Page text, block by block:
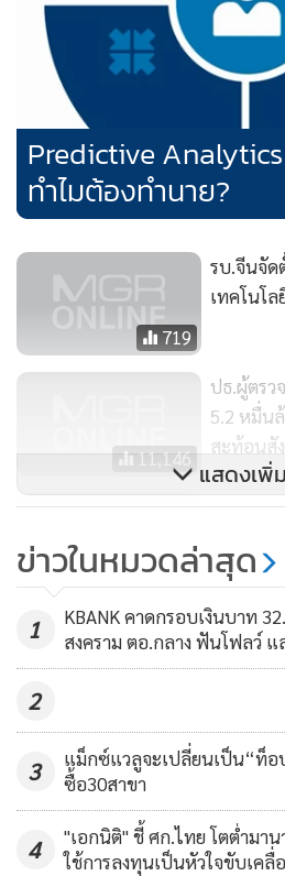
Predictive Analytics
ทำไมต้องทำนาย?
719
รบ.จีนจัด
เทคโนโ
11,146
ปธ.ผู้ตรว
5.2 หมื่น
สะท้อนสั
2,406
Big
แสดงเพิ่
ข่าวในหมวดล่าสุด
1
KBANK คาดกรอบเงินบาท
สงคราม ตอ.กลาง ฟันโฟลว์
2
3
แม็กซ์แวลูจะเปลี่ยนเป็น“ท็อ
ซื้อ30สาขา
4
"เอกนิติ" ชี้ ศก.ไทย โตต่ำมาน
ใช้การลงทุนเป็นหัวใจขับเคลื่